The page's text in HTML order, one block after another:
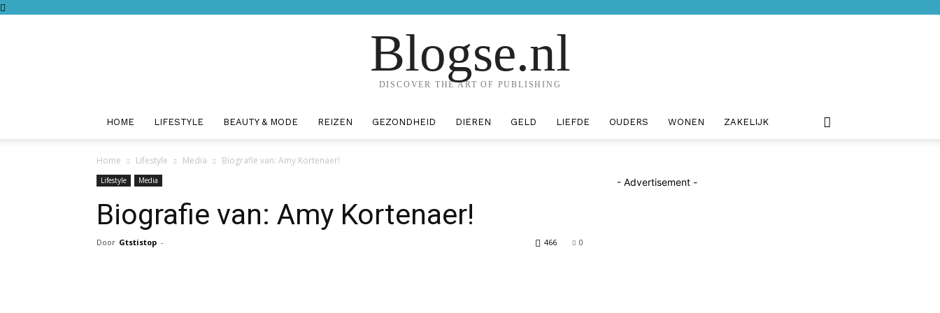
Blogse.nl
DISCOVER THE ART OF PUBLISHING
HOME LIFESTYLE BEAUTY & MODE REIZEN GEZONDHEID DIEREN GELD LIEFDE OUDERS WONEN ZAKELIJK
Home Lifestyle Media Biografie van: Amy Kortenaer!
Lifestyle Media
Biografie van: Amy Kortenaer!
Door Gtstistop - 0
466
- Advertisement -